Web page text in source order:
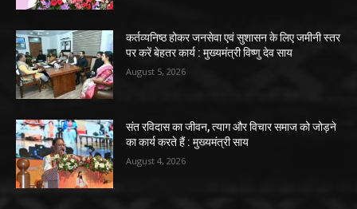
कर्तव्यनिष्ठ होकर जनसेवा एवं सुशासन के लिए जमीनी स्तर
पर करें बेहतर कार्य : मुख्यमंत्री विष्णु देव साय
August 5, 2026
संत रविदास का जीवन, त्याग और विचार समाज को जोड़ने
का कार्य करते हैं : मुख्यमंत्री साय
August 4, 2026